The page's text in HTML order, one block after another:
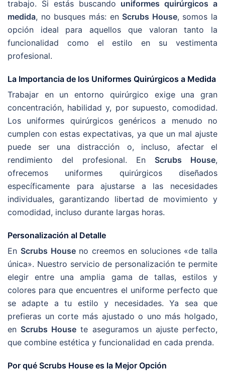
trabajo. Si estás buscando uniformes quirúrgicos a
medida, no busques más: en Scrubs House, somos la
opción ideal para aquellos que valoran tanto la
funcionalidad como el estilo en su vestimenta
profesional.
La Importancia de los Uniformes Quirúrgicos a Medida
Trabajar en un entorno quirúrgico exige una gran
concentración, habilidad y, por supuesto, comodidad.
Los uniformes quirúrgicos genéricos a menudo no
cumplen con estas expectativas, ya que un mal ajuste
puede ser una distracción o, incluso, afectar el
rendimiento del profesional. En Scrubs House,
ofrecemos uniformes quirúrgicos diseñados
específicamente para ajustarse a las necesidades
individuales, garantizando libertad de movimiento y
comodidad, incluso durante largas horas.
Personalización al Detalle
En Scrubs Houseno creemos en soluciones «de talla
única». Nuestro servicio de personalización te permite
elegir entre una amplia gama de tallas, estilos y
colores para que encuentres el uniforme perfecto que
se adapte a tu estilo y necesidades. Ya sea que
prefieras un corte más ajustado o uno más holgado,
en Scrubs House te aseguramos un ajuste perfecto,
que combine estética y funcionalidad en cada prenda.
Por qué Scrubs House es la Mejor Opción